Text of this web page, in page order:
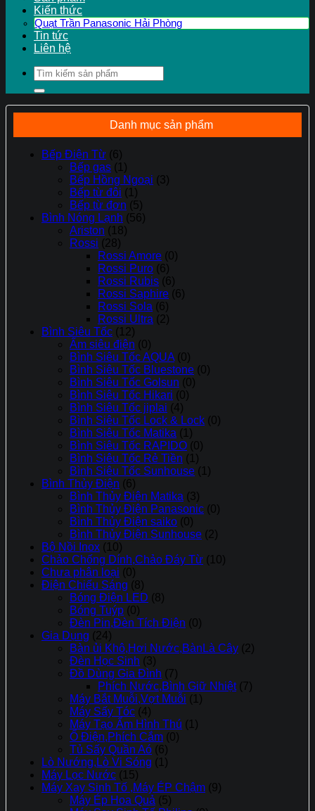
Kiến thức
Quạt Trần Panasonic Hải Phòng
Tin tức
Liên hệ
Tìm
kiếm:
Danh mục sản phẩm
Bếp Điện Từ (6)
Bếp gas (1)
Bếp Hồng Ngoại (3)
Bếp từ đôi (1)
Bếp từ đơn (5)
Bình Nóng Lạnh (56)
Ariston (18)
Rossi (28)
Rossi Amore (0)
Rossi Puro (6)
Rossi Rubis (6)
Rossi Saphire (6)
Rossi Sola (6)
Rossi Ultra (2)
Bình Siêu Tốc (12)
Ấm siêu điện (0)
Bình Siêu Tốc AQUA (0)
Bình Siêu Tốc Bluestone (0)
Bình Siêu Tốc Golsun (0)
Bình Siêu Tốc Hikari (0)
Bình Siêu Tốc jiplai (4)
Bình Siêu Tốc Lock & Lock (0)
Bình Siêu Tốc Matika (1)
Bình Siêu Tốc RAPIDO (0)
Bình Siêu Tốc Rẻ Tiền (1)
Bình Siêu Tốc Sunhouse (1)
Bình Thủy Điện (6)
Bình Thủy Điện Matika (3)
Bình Thủy Điện Panasonic (0)
Bình Thủy Điện saiko (0)
Bình Thủy Điện Sunhouse (2)
Bộ Nồi Inox (10)
Chảo Chống Dính,Chảo Đáy Từ (10)
Chưa phân loại (0)
Điện Chiếu Sáng (8)
Bóng Điện LED (8)
Bóng Tuýp (0)
Đèn Pin,Đèn Tích Điện (0)
Gia Dụng (24)
Bàn ủi Khô,Hơi Nước,BànLà Cây (2)
Đèn Học Sinh (3)
Đồ Dùng Gia Đình (7)
Phích Nước,Bình Giữ Nhiệt (7)
Máy Bắt Muỗi,Vợt Muỗi (1)
Máy Sấy Tóc (4)
Máy Tạo Ẩm Hình Thú (1)
Ổ Điện,Phích Cắm (0)
Tủ Sấy Quần Aó (6)
Lò Nướng,Lò Vi Sóng (1)
Máy Lọc Nước (15)
Máy Xay Sinh Tố ,Máy ÉP Chậm (9)
Máy Ép Hoa Quả (5)